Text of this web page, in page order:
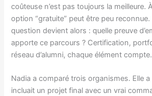
coûteuse n’est pas toujours la meilleure.
option “gratuite” peut être peu
question devient alors : quelle preuve
apporte ce parcours ? Certification,
réseau d’alumni, chaque élément compte.
Nadia a comparé trois organismes. Elle
incluait un projet final avec un vrai